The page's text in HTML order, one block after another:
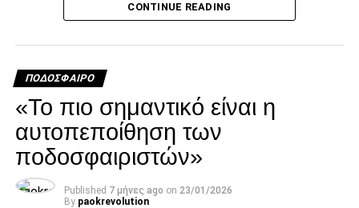
FEATURED
DON'T MISS
Tο πρόγραμμα των προημιτελικών του Κυπέλλου
Ελλάδας
paokrevolution
είναι φυσιολογικό. Παίζουμε σε κάθε παιχνίδι για την νίκη.
πλέον έχουμε αλλάξει σαν ομάδα».
Facebook
Twitter
CONTINUE READING
ΠΟΔΌΣΦΑΙΡΟ
«Το πιο σημαντικό είναι η
αυτοπεποίθηση των
ποδοσφαιριστών»
Published 7 μήνες ago on 23/01/2026
By paokrevolution